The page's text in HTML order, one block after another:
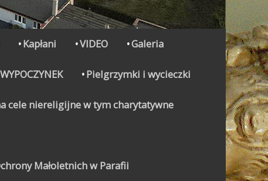
Kapłani VIDEO Galeria
WYPOCZYNEK Pielgrzymki i wycieczki
cele niereligijne w tym charytatywne
Małoletnich w Parafii